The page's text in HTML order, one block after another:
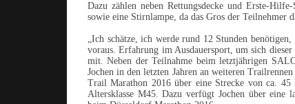
Dazu zählen neben Rettungsdecke und Erste-
sowie eine Stirnlampe, da das Gros der Teilnehmer
„Ich schätze, ich werde rund 12 Stunden
voraus. Erfahrung im Ausdauersport, um sich
mit. Neben der Teilnahme beim letztjährigen
Jochen in den letzten Jahren an weiteren
Trail Marathon 2016 über eine Strecke von ca.
Altersklasse M45. Dazu verfügt Jochen über eine